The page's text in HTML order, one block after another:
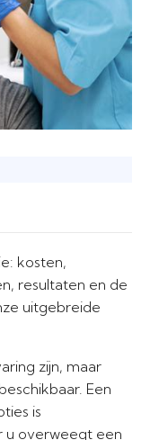
kosten,
resultaten en de
uitgebreide
zijn, maar
Een
is
u overweegt een